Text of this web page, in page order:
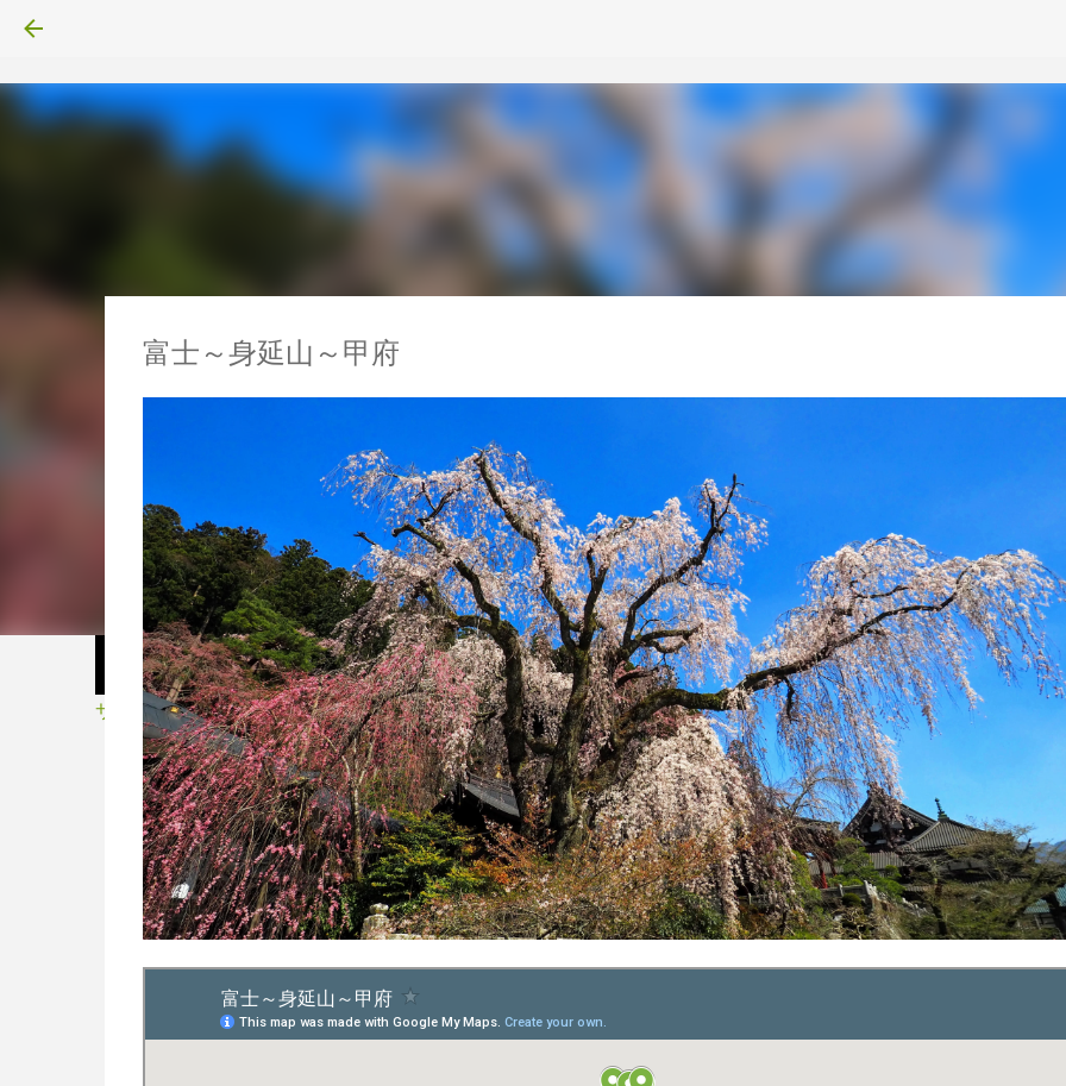
サイクル・スポーツ用品
富士～身延山～甲府